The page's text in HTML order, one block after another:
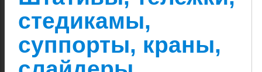
стедикамы,
суппорты, краны,